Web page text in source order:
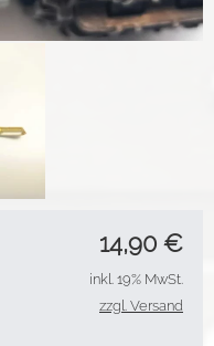
14,90 €
inkl. 19% MwSt.
zzgl. Versand